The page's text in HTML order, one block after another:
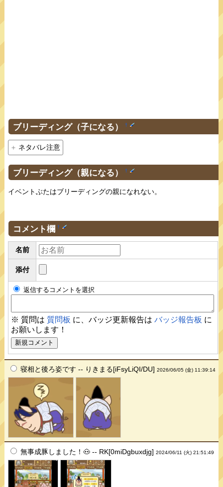
ブリーディング（子になる） †
ネタバレ注意
ブリーディング（親になる） †
イベントぶたはブリーディングの親になれない。
コメント欄 †
名前
添付
返信するコメントを選択
※ 質問は 質問板 に、バッジ更新報告はバッジ報告板 に
お願いします！
寝相と後ろ姿です -- りきまる[iFsyLiQI/DU]2026/06/05 (金) 11:39:14
無事成豚しました！🐽 -- RK[0miDgbuxdjg]2024/06/11 (火) 21:51:49